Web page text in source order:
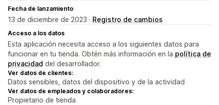
Fecha de lanzamiento
13 de diciembre de 2023 · Registro de cambios
Acceso a los datos
Esta aplicación necesita acceso a los siguientes datos para
funcionar en tu tienda. Obtén más información en la política de
privacidad del desarrollador.
Ver datos de clientes:
Datos sensibles, datos del dispositivo y de la actividad
Ver datos de empleados y colaboradores:
Propietario de tienda